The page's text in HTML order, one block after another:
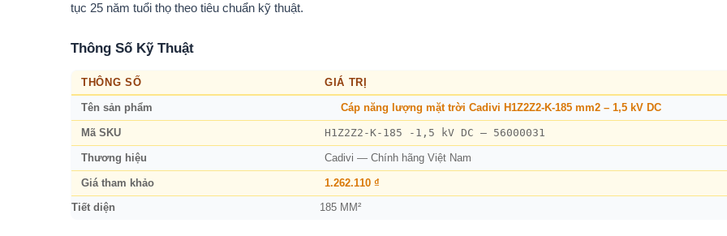
tục 25 năm tuổi thọ theo tiêu chuẩn kỹ thuật.
Thông Số Kỹ Thuật
THÔNG SỐ GIÁ TRỊ
Tên sản phẩm Cáp năng lượng mặt trời Cadivi H1Z2Z2-K-185 mm2 – 1,5 kV DC
Mã SKU H1Z2Z2-K-185 -1,5 kV DC – 56000031
Thương hiệu Cadivi — Chính hãng Việt Nam
Giá tham khảo 1.262.110 ₫
Tiết diện 185 MM²